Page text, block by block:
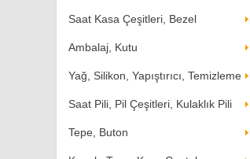
Saat Kasa Çeşitleri, Bezel
Ambalaj, Kutu
Yağ, Silikon, Yapıştırıcı, Temizleme
Saat Pili, Pil Çeşitleri, Kulaklık Pili
Tepe, Buton